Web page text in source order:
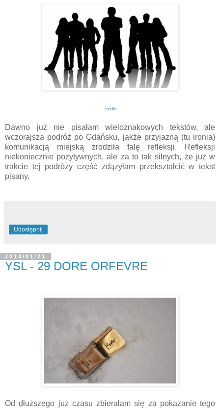
źródło
Dawno już nie pisałam wieloznakowych tekstów, ale
wczorajsza podróż po Gdańsku, jakże przyjazną (tu ironia)
komunikacją miejską zrodziła falę refleksji. Refleksji
niekoniecznie pozytywnych, ale za to tak silnych, że już w
trakcie tej podróży część zdążyłam przekształcić w tekst
pisany.
Udostępnij
2014/01/21
YSL - 29 DORE ORFEVRE
Od dłuższego już czasu zbierałam się za pokazanie tego